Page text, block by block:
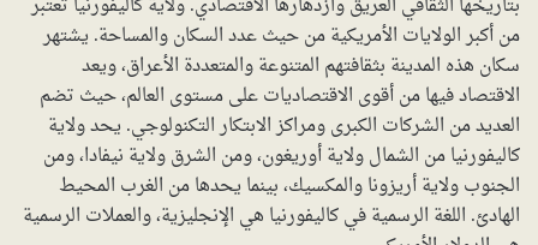
من أكبر الولايات الأمريكية من حيث عدد السكان والمساحة. يشتهر
سكان هذه المدينة بثقافتهم المتنوعة والمتعددة الأعراق، ويعد
الاقتصاد فيها من أقوى الاقتصاديات على مستوى العالم، حيث تضم
العديد من الشركات الكبرى ومراكز الابتكار التكنولوجي. يحد ولاية
كاليفورنيا من الشمال ولاية أوريغون، ومن الشرق ولاية نيفادا، ومن
الجنوب ولاية أريزونا والمكسيك، بينما يحدها من الغرب المحيط
الهادئ. اللغة الرسمية في كاليفورنيا هي الإنجليزية، والعملات الرسمية